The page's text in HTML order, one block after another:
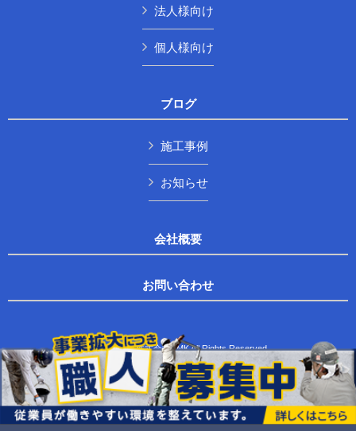
法人様向け
個人様向け
ブログ
施工事例
お知らせ
会社概要
お問い合わせ
Copyright © 株式会社TMK All Rights Reserved.